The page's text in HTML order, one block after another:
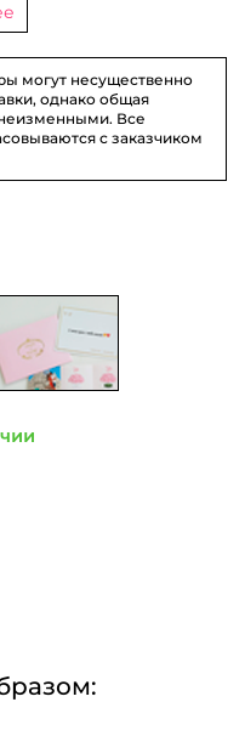
могут несущественно
однако общая
неизменными. Все
с заказчиком